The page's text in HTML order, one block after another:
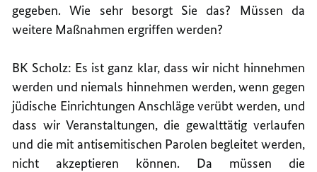
gegeben. Wie sehr besorgt Sie das? Müssen da
weitere Maßnahmen ergriffen werden?
BK Scholz: Es ist ganz klar, dass wir nicht hinnehmen
werden und niemals hinnehmen werden, wenn gegen
jüdische Einrichtungen Anschläge verübt werden, und
dass wir Veranstaltungen, die gewalttätig verlaufen
und die mit antisemitischen Parolen begleitet werden,
nicht akzeptieren können. Da müssen die